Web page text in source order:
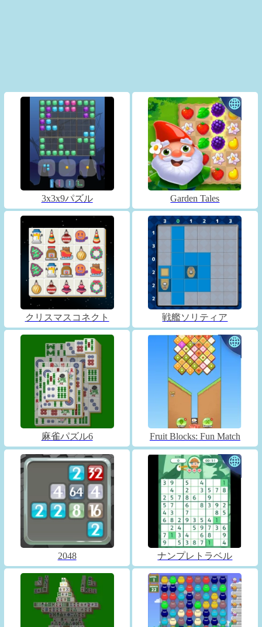
3x3x9パズル Garden Tales
クリスマスコネクト 戦艦ソリティア
麻雀パズル6 Fruit Blocks: Fun Match
2048 ナンプレトラベル